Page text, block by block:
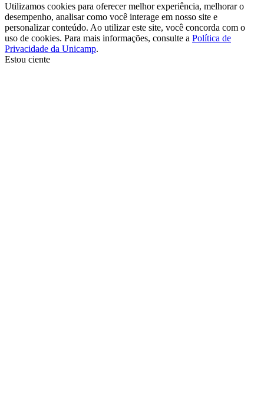
Utilizamos cookies para oferecer melhor experiência, melhorar o
desempenho, analisar como você interage em nosso site e
personalizar conteúdo. Ao utilizar este site, você concorda com o
uso de cookies. Para mais informações, consulte a Política de
Privacidade da Unicamp.
Estou ciente